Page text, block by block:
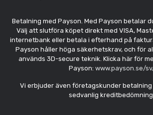
Betalning med Payson. Med Payson betalar
Välj att slutföra köpet direkt med VISA,
internetbank eller betala i efterhand på
Payson håller höga säkerhetskrav, och för
används 3D-secure teknik. Klicka här för
Payson: www.payson.se/
Vi erbjuder även företagskunder
sedvanlig kreditbedömning.